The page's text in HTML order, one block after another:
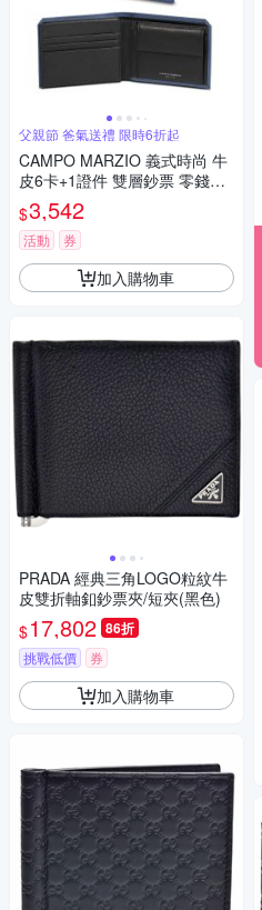
父親節 爸氣送禮 限時6折起
CAMPO MARZIO 義式時尚 牛
皮6卡+1證件 雙層鈔票 零錢袋
短夾-青藍色 父親節
$3,542
活動 券
加入購物車
PRADA 經典三角LOGO粒紋牛
皮雙折軸釦鈔票夾/短夾(黑色)
$17,802 86折
挑戰低價 券
加入購物車